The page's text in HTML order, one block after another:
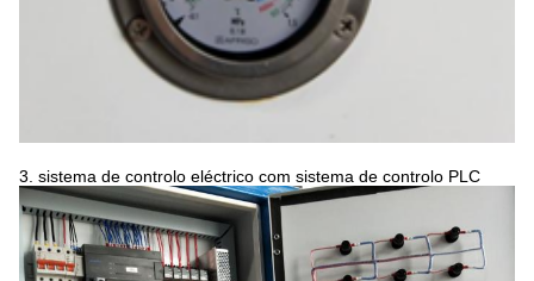
3. sistema de controlo eléctrico com sistema de controlo PLC